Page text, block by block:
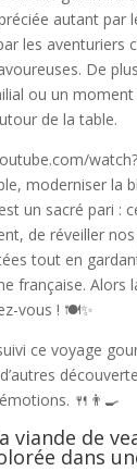
autant par
les aventuriers
De
ou un
de la table.
moderniser la
un sacré pari :
de réveiller
tout en
française. Alors
vous ! 🍽️✨
ce voyage
🍴👨‍🍳
viande de
dans